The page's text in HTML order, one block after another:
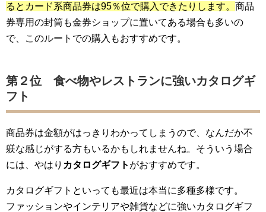
るとカード系商品券は95％位で購入できたりします。 商品
券専用の封筒も金券ショップに置いてある場合も多いの
で、このルートでの購入もおすすめです。
第２位 食べ物やレストランに強いカタログギ
フト
商品券は金額がはっきりわかってしまうので、なんだか不
躾な感じがする方もいるかもしれませんね。そういう場合
には、やはり カタログギフト がおすすめです。
カタログギフトといっても最近は本当に多種多様です。
ファッションやインテリアや雑貨などに強いカタログギフ